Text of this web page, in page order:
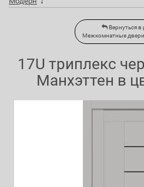
Вернуться в
Межкомнатные
17U триплекс
Манхэттен в